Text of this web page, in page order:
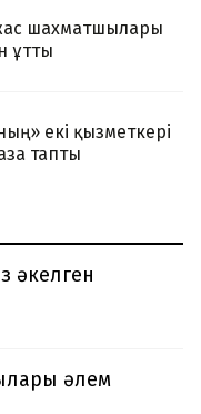
шахматшылары
ұтты
екі қызметкері
тапты
әкелген
әлем